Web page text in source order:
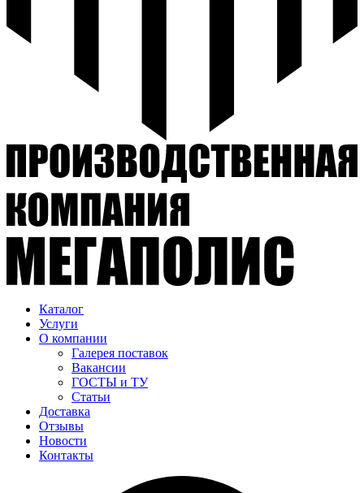
Каталог
Услуги
О компании
Галерея поставок
Вакансии
ГОСТЫ и ТУ
Статьи
Доставка
Отзывы
Новости
Контакты